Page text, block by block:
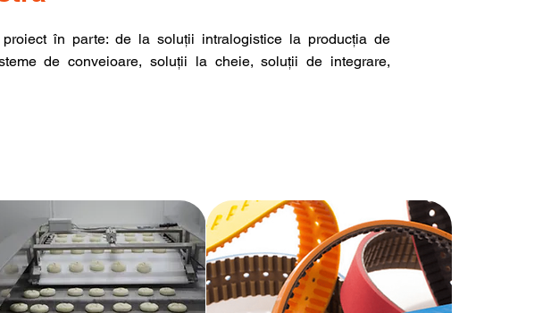
în parte: de la soluții intralogistice la producția de
de conveioare, soluții la cheie, soluții de integrare,